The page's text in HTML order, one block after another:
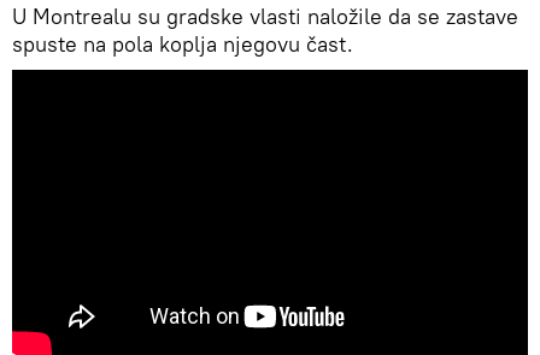
U Montrealu su gradske vlasti naložile da se zastave
spuste na pola koplja njegovu čast.